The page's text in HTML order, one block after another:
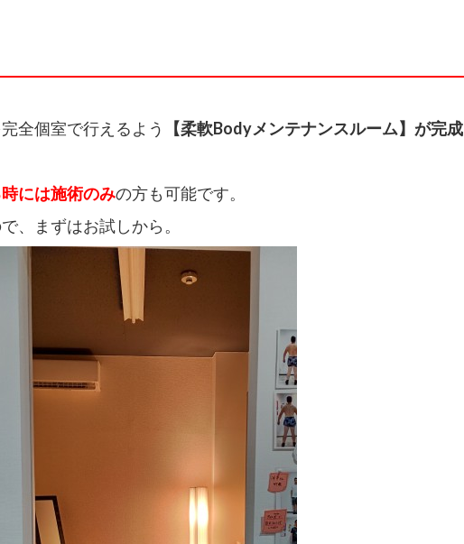
全個室で行えるよう 【柔軟Bodyメンテナンスルーム】が完成
には施術のみの方も可能です。
、まずはお試しから。